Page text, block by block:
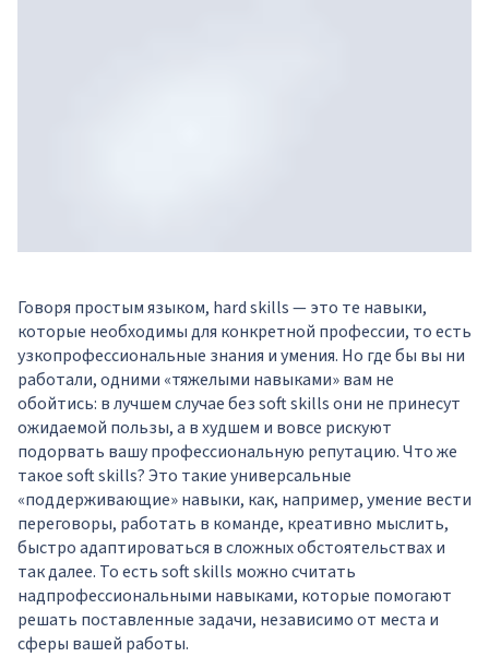
Говоря простым языком, hard skills — это те навыки,
которые необходимы для конкретной профессии, то есть
узкопрофессиональные знания и умения. Но где бы вы ни
работали, одними «тяжелыми навыками» вам не
обойтись: в лучшем случае без soft skills они не принесут
ожидаемой пользы, а в худшем и вовсе рискуют
подорвать вашу профессиональную репутацию. Что же
такое soft skills? Это такие универсальные
«поддерживающие» навыки, как, например, умение вести
переговоры, работать в команде, креативно мыслить,
быстро адаптироваться в сложных обстоятельствах и
так далее. То есть soft skills можно считать
надпрофессиональными навыками, которые помогают
решать поставленные задачи, независимо от места и
сферы вашей работы.